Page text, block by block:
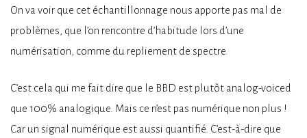
On va voir que cet échantillonnage nous apporte pas mal de
problèmes, que l’on rencontre d’habitude lors d’une
numérisation, comme du repliement de spectre.
C’est cela qui me fait dire que le BBD est plutôt analog-voiced
que 100% analogique. Mais ce n’est pas numérique non plus !
Car un signal numérique est aussi quantifié. C’est-à-dire que